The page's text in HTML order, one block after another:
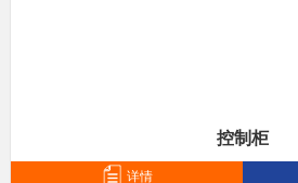
控制柜
详情